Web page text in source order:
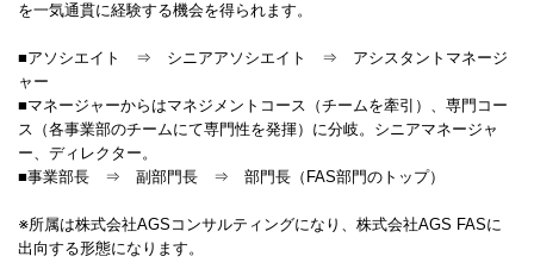
を一気通貫に経験する機会を得られます。
■アソシエイト ⇒ シニアアソシエイト ⇒ アシスタントマネージ
ャー
■マネージャーからはマネジメントコース（チームを牽引）、専門コー
ス（各事業部のチームにて専門性を発揮）に分岐。シニアマネージャ
ー、ディレクター。
■事業部長 ⇒ 副部門長 ⇒ 部門長（FAS部門のトップ）
※所属は株式会社AGSコンサルティングになり、株式会社AGS FASに
出向する形態になります。